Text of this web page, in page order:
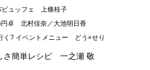
ビュッフェ 上條桂子
円卓 北村佳奈／大池明日香
く? イベントメニュー どう×せり
さ簡単レシピ 一之瀬 敬